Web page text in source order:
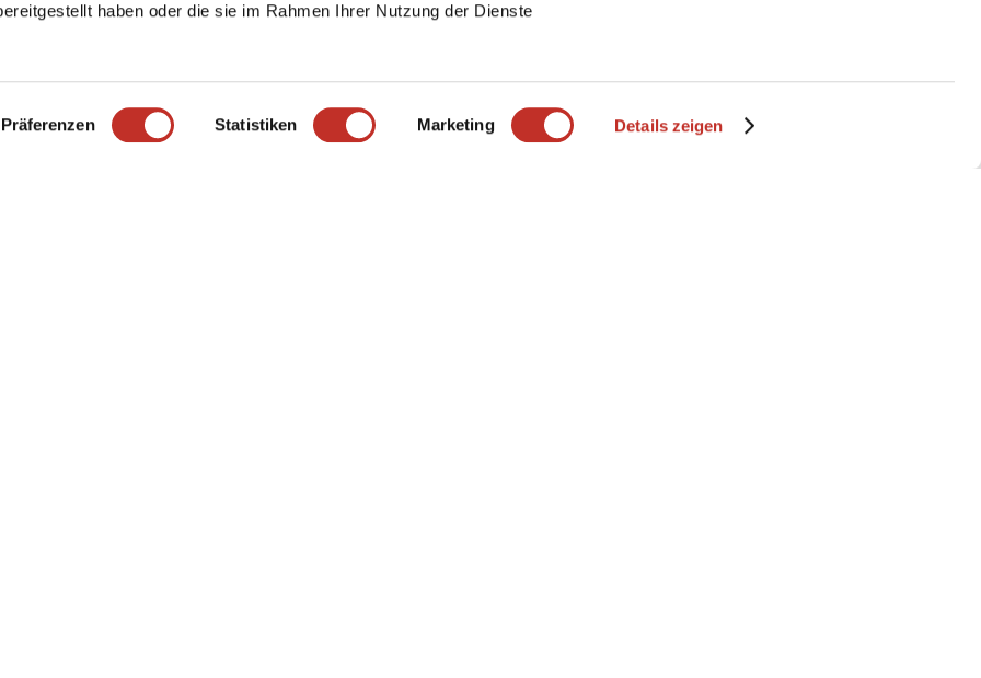
haben oder die sie im Rahmen Ihrer Nutzung der Dienste
Präferenzen Statistiken Marketing Details zeigen